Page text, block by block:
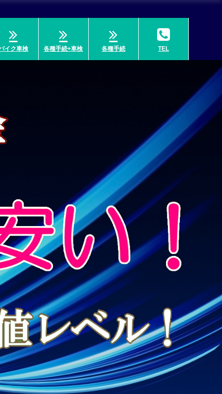
イク車検 各種手続+車検 各種手続 TEL